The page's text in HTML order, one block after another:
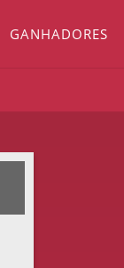
GANHADORES